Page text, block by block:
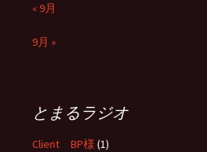
« 9月
9月 »
とまるラジオ
Client BP様 (1)